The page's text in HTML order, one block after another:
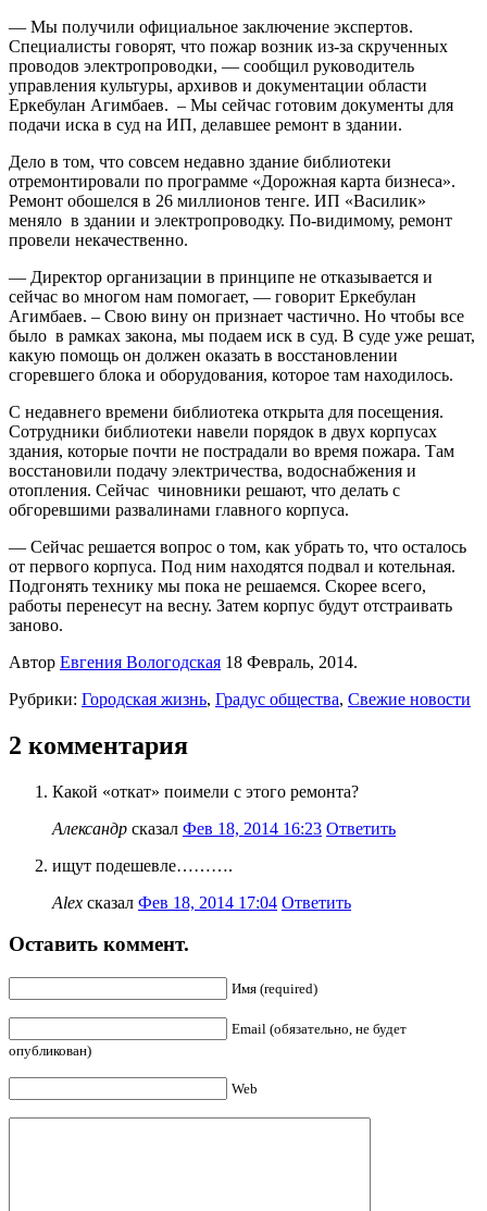
— Мы получили официальное заключение экспертов.
Специалисты говорят, что пожар возник из-за скрученных
проводов электропроводки, — сообщил руководитель
управления культуры, архивов и документации области
Еркебулан Агимбаев. – Мы сейчас готовим документы для
подачи иска в суд на ИП, делавшее ремонт в здании.
Дело в том, что совсем недавно здание библиотеки
отремонтировали по программе «Дорожная карта бизнеса».
Ремонт обошелся в 26 миллионов тенге. ИП «Василик»
меняло в здании и электропроводку. По-видимому, ремонт
провели некачественно.
— Директор организации в принципе не отказывается и
сейчас во многом нам помогает, — говорит Еркебулан
Агимбаев. – Свою вину он признает частично. Но чтобы все
было в рамках закона, мы подаем иск в суд. В суде уже решат,
какую помощь он должен оказать в восстановлении
сгоревшего блока и оборудования, которое там находилось.
С недавнего времени библиотека открыта для посещения.
Сотрудники библиотеки навели порядок в двух корпусах
здания, которые почти не пострадали во время пожара. Там
восстановили подачу электричества, водоснабжения и
отопления. Сейчас чиновники решают, что делать с
обгоревшими развалинами главного корпуса.
— Сейчас решается вопрос о том, как убрать то, что осталось
от первого корпуса. Под ним находятся подвал и котельная.
Подгонять технику мы пока не решаемся. Скорее всего,
работы перенесут на весну. Затем корпус будут отстраивать
заново.
Автор Евгения Вологодская 18 Февраль, 2014.
Рубрики: Городская жизнь, Градус общества, Свежие новости
2 комментария
Какой «откат» поимели с этого ремонта?
Александр сказал Фев 18, 2014 16:23 Ответить
ищут подешевле……….
Alex сказал Фев 18, 2014 17:04 Ответить
Оставить коммент.
Имя (required)
Email (обязательно, не будет
опубликован)
Web